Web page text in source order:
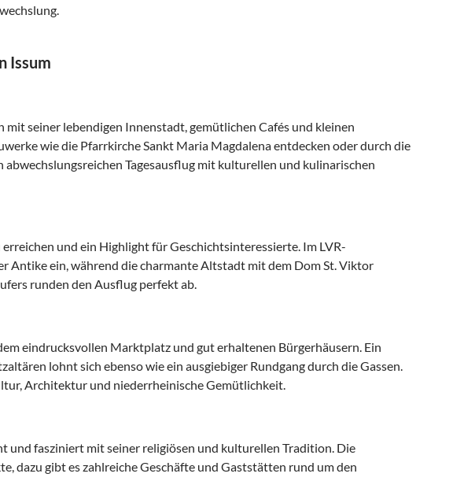
Issum
seiner lebendigen Innenstadt, gemütlichen Cafés und kleinen
wie die Pfarrkirche Sankt Maria Magdalena entdecken oder durch die
Tagesausflug mit kulturellen und kulinarischen
und ein Highlight für Geschichtsinteressierte. Im LVR-
Antike ein, während die charmante Altstadt mit dem Dom St. Viktor
runden den Ausflug perfekt ab.
eindrucksvollen Marktplatz und gut erhaltenen Bürgerhäusern. Ein
lohnt sich ebenso wie ein ausgiebiger Rundgang durch die Gassen.
Architektur und niederrheinische Gemütlichkeit.
fasziniert mit seiner religiösen und kulturellen Tradition. Die
dazu gibt es zahlreiche Geschäfte und Gaststätten rund um den